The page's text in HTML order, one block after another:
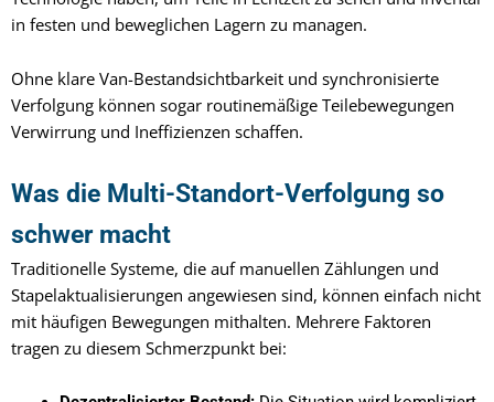
in festen und beweglichen Lagern zu managen.
Ohne klare Van-Bestandsichtbarkeit und synchronisierte
Verfolgung können sogar routinemäßige Teilebewegungen
Verwirrung und Ineffizienzen schaffen.
Was die Multi-Standort-Verfolgung so
schwer macht
Traditionelle Systeme, die auf manuellen Zählungen und
Stapelaktualisierungen angewiesen sind, können einfach nicht
mit häufigen Bewegungen mithalten. Mehrere Faktoren
tragen zu diesem Schmerzpunkt bei: